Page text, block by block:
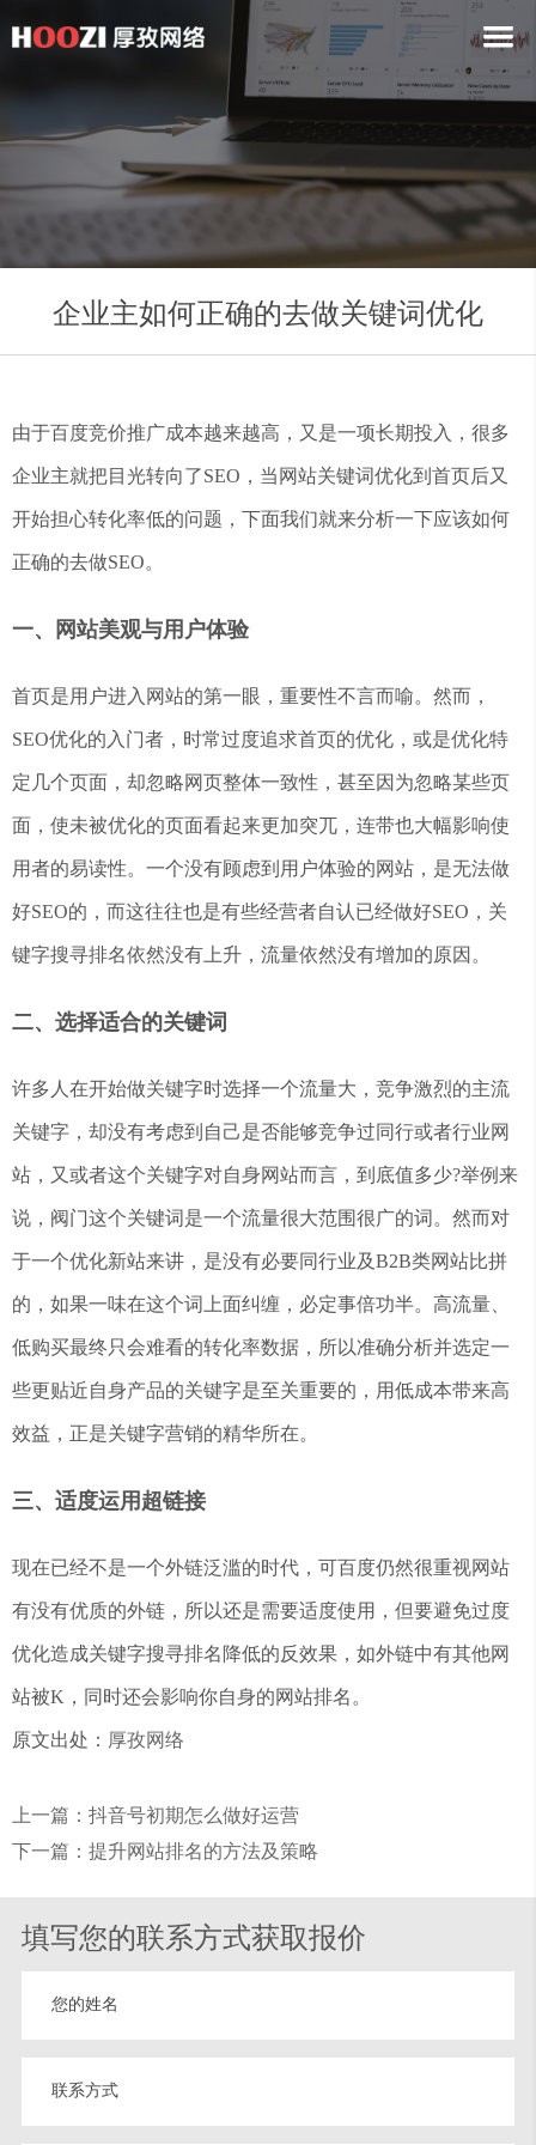
企业主如何正确的去做关键词优化
由于百度竞价推广成本越来越高，又是一项长期投入，很多
企业主就把目光转向了SEO，当网站关键词优化到首页后又
开始担心转化率低的问题，下面我们就来分析一下应该如何
正确的去做SEO。
一、网站美观与用户体验
首页是用户进入网站的第一眼，重要性不言而喻。然而，
SEO优化的入门者，时常过度追求首页的优化，或是优化特
定几个页面，却忽略网页整体一致性，甚至因为忽略某些页
面，使未被优化的页面看起来更加突兀，连带也大幅影响使
用者的易读性。一个没有顾虑到用户体验的网站，是无法做
好SEO的，而这往往也是有些经营者自认已经做好SEO，关
键字搜寻排名依然没有上升，流量依然没有增加的原因。
二、选择适合的关键词
许多人在开始做关键字时选择一个流量大，竞争激烈的主流
关键字，却没有考虑到自己是否能够竞争过同行或者行业网
站，又或者这个关键字对自身网站而言，到底值多少?举例来
说，阀门这个关键词是一个流量很大范围很广的词。然而对
于一个优化新站来讲，是没有必要同行业及B2B类网站比拼
的，如果一味在这个词上面纠缠，必定事倍功半。高流量、
低购买最终只会难看的转化率数据，所以准确分析并选定一
些更贴近自身产品的关键字是至关重要的，用低成本带来高
效益，正是关键字营销的精华所在。
三、适度运用超链接
现在已经不是一个外链泛滥的时代，可百度仍然很重视网站
有没有优质的外链，所以还是需要适度使用，但要避免过度
优化造成关键字搜寻排名降低的反效果，如外链中有其他网
站被K，同时还会影响你自身的网站排名。
原文出处： 厚孜网络
上一篇：抖音号初期怎么做好运营
下一篇：提升网站排名的方法及策略
填写您的联系方式获取报价